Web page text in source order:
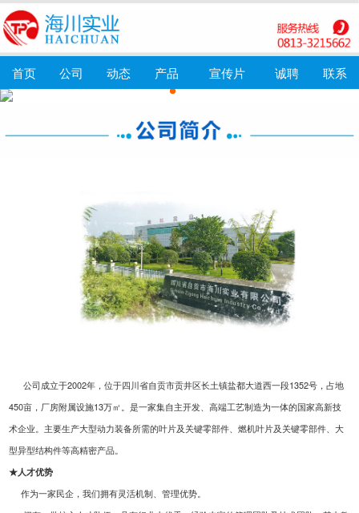
首页 公司 动态 产品 宣传片 诚聘 联系
公司成立于2002年，位于四川省自贡市贡井区长土镇盐都大道西一段1352号，占地
450亩，厂房附属设施13万㎡。是一家集自主开发、高端工艺制造为一体的国家高新技
术企业。主要生产大型动力装备所需的叶片及关键零部件、燃机叶片及关键零部件、大
型异型结构件等高精密产品。
★人才优势
作为一家民企，我们拥有灵活机制、管理优势。